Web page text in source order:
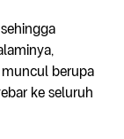
muncul berupa
ke seluruh